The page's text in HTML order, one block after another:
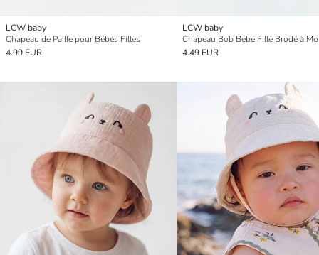
LCW baby
Chapeau de Paille pour Bébés Filles
4.99 EUR
LCW baby
4.49 EUR